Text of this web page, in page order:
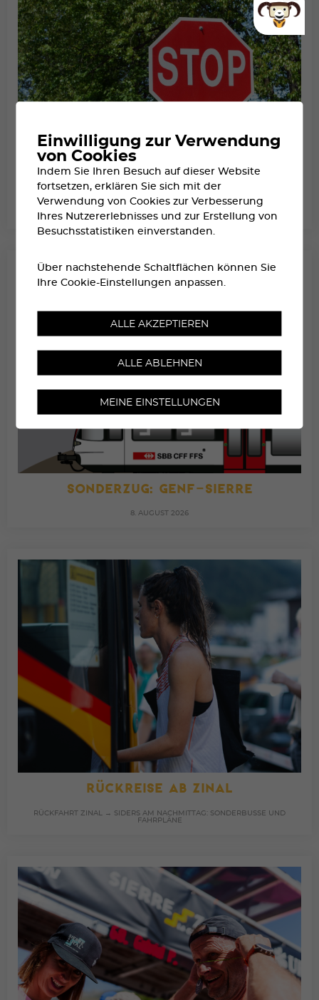
VERKEHRSANPASSUNGEN
SONDERZUG: GENF–SIERRE
8. AUGUST 2026
RÜCKREISE AB ZINAL
RÜCKFAHRT ZINAL → SIDERS AM NACHMITTAG: SONDERBUSSE UND
FAHRPLÄNE
Einwilligung zur Verwendung
von Cookies
Indem Sie Ihren Besuch auf dieser Website
fortsetzen, erklären Sie sich mit der
Verwendung von Cookies zur Verbesserung
Ihres Nutzererlebnisses und zur Erstellung von
Besuchsstatistiken einverstanden.
Über nachstehende Schaltflächen können Sie
Ihre Cookie-Einstellungen anpassen.
ALLE AKZEPTIEREN
ALLE ABLEHNEN
MEINE EINSTELLUNGEN